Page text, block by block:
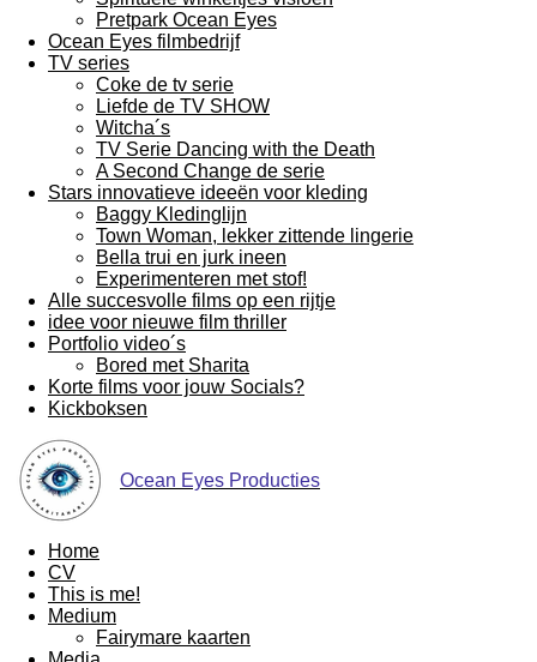
Pretpark Ocean Eyes
Ocean Eyes filmbedrijf
TV series
Coke de tv serie
Liefde de TV SHOW
Witcha´s
TV Serie Dancing with the Death
A Second Change de serie
Stars innovatieve ideeën voor kleding
Baggy Kledinglijn
Town Woman, lekker zittende lingerie
Bella trui en jurk ineen
Experimenteren met stof!
Alle succesvolle films op een rijtje
idee voor nieuwe film thriller
Portfolio video´s
Bored met Sharita
Korte films voor jouw Socials?
Kickboksen
Ocean Eyes Producties
Home
CV
This is me!
Medium
Fairymare kaarten